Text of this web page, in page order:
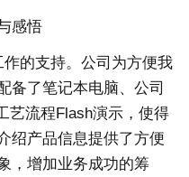
感悟
的支持。公司为方便我
备了笔记本电脑、公司
艺流程Flash演示，使得
绍产品信息提供了方便
，增加业务成功的筹